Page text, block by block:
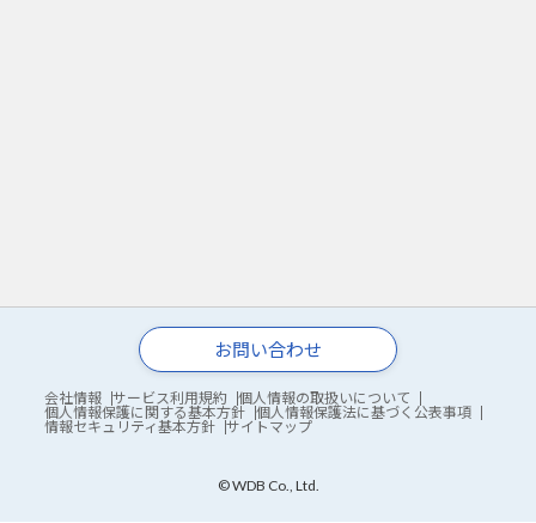
お問い合わせ
会社情報 サービス利用規約
個人情報の取扱いについて
個人情報保護に関する基本方針
個人情報保護法に基づく公表事項
情報セキュリティ基本方針
サイトマップ
© WDB Co., Ltd.